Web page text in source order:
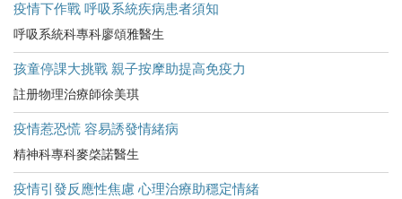
疫情下作戰 呼吸系統疾病患者須知
呼吸系統科專科廖頌雅醫生
孩童停課大挑戰 親子按摩助提高免疫力
註册物理治療師徐美琪
疫情惹恐慌 容易誘發情緒病
精神科專科麥棨諾醫生
疫情引發反應性焦慮 心理治療助穩定情緒